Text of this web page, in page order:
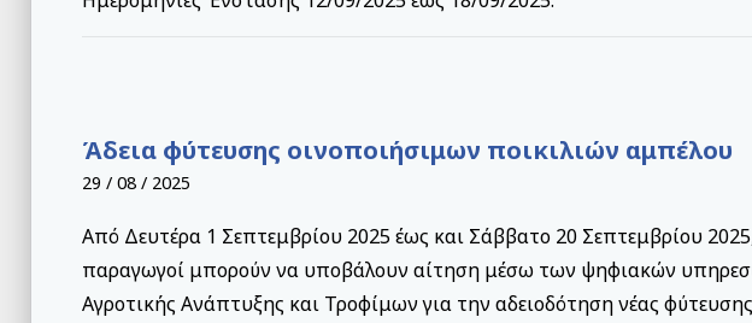
Άδεια φύτευσης οινοποιήσιμων ποικιλιών αμπέλου
29 / 08 / 2025
Από Δευτέρα 1 Σεπτεμβρίου 2025 έως και Σάββατο 20 Σεπτεμβρίου
παραγωγοί μπορούν να υποβάλουν αίτηση μέσω των ψηφιακών
Αγροτικής Ανάπτυξης και Τροφίμων για την αδειοδότηση νέας